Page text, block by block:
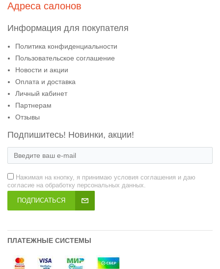
Адреса салонов
Информация для покупателя
Политика конфиденциальности
Пользовательское соглашение
Новости и акции
Оплата и доставка
Личный кабинет
Партнерам
Отзывы
Подпишитесь! Новинки, акции!
Нажимая на кнопку, я принимаю условия соглашения и даю
согласие на обработку персональных данных.
ПОДПИСАТЬСЯ
ПЛАТЕЖНЫЕ СИСТЕМЫ